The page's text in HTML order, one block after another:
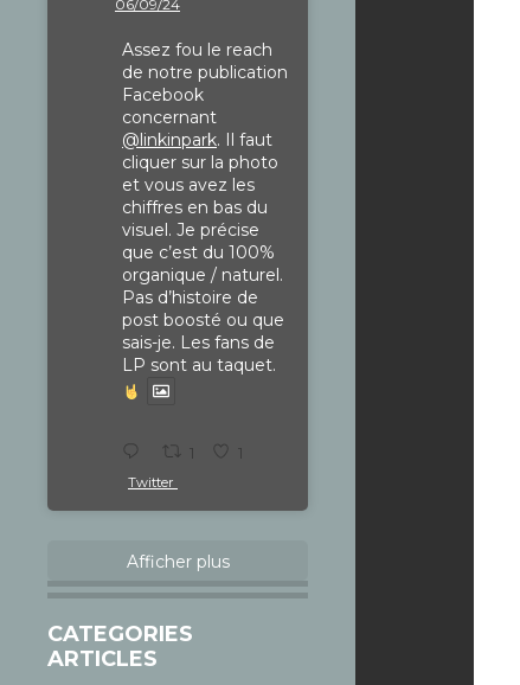
06/09/24
Assez fou le reach
de notre publication
Facebook
concernant
@linkinpark. Il faut
cliquer sur la photo
et vous avez les
chiffres en bas du
visuel. Je précise
que c’est du 100%
organique / naturel.
Pas d’histoire de
post boosté ou que
sais-je. Les fans de
LP sont au taquet.
1 1
Twitter
Afficher plus
CATEGORIES
ARTICLES